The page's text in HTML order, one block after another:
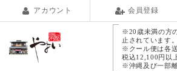
アカウント 会員登録
※20歳未満の方
止されています。
※クール便は各
税込12,100円以
※沖縄及び一部